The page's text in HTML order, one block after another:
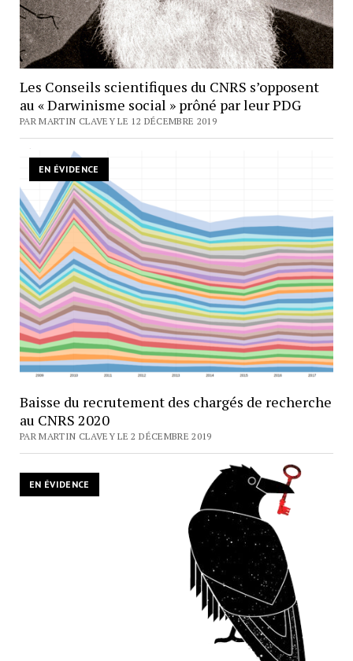
Les Conseils scientifiques du CNRS s’opposent
au « Darwinisme social » prôné par leur PDG
PAR MARTIN CLAVEY LE 12 DÉCEMBRE 2019
EN ÉVIDENCE
Baisse du recrutement des chargés de recherche
au CNRS 2020
PAR MARTIN CLAVEY LE 2 DÉCEMBRE 2019
EN ÉVIDENCE